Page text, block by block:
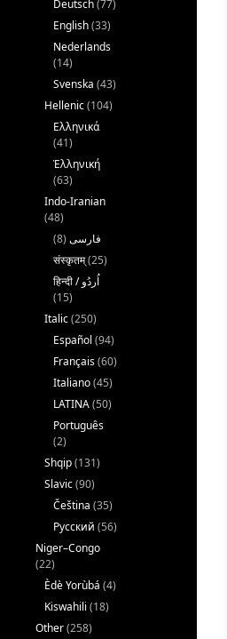
Deutsch(77)
English(33)
Nederlands
(14)
Svenska (43)
Hellenic(104)
Ελληνικά
(41)
Ἑλληνική
(63)
Indo-Iranian
(48)
فارسی (8)
संस्कृतम्(25)
(15)
Italic(250)
Español (94)
Français(60)
Italiano(45)
LATINA(50)
Português
(2)
Shqip(131)
Slavic(90)
Čeština (35)
Русский (56)
Niger–Congo
(22)
Èdè Yorùbá (4)
Kiswahili (18)
Other(258)